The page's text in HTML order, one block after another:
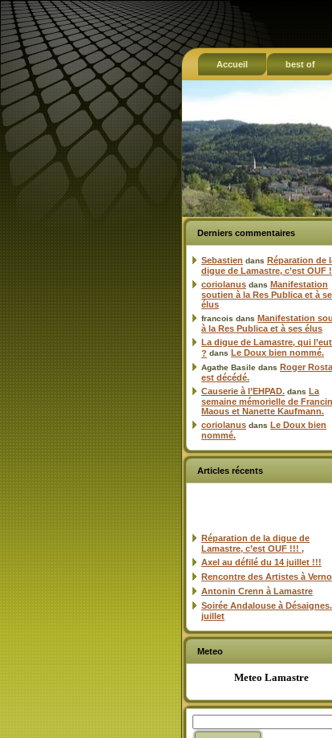
Accueil best of
Derniers commentaires
Sebastien dans Réparation de
digue de Lamastre, c’est OUF
coriolanus dans Manifestation
soutien à la Res Publica et à
élus
francois dans Manifestation
à la Res Publica et à ses élus
La digue de Lamastre, qui
? dans Le Doux bien nommé.
Agathe Basile dans Roger
est décédé.
Causerie à l’EHPAD. dans La
semaine mémorielle de
Maous et Nanette Kaufmann.
coriolanus dans Le Doux bien
nommé.
Articles récents
Réparation de la digue de
Lamastre, c’est OUF !!! ,
Axel au défilé du 14 juillet !!!
Rencontre des Artistes à
Antonin Crenn à Lamastre
Soirée Andalouse à
juillet
Meteo
Meteo Lamastre